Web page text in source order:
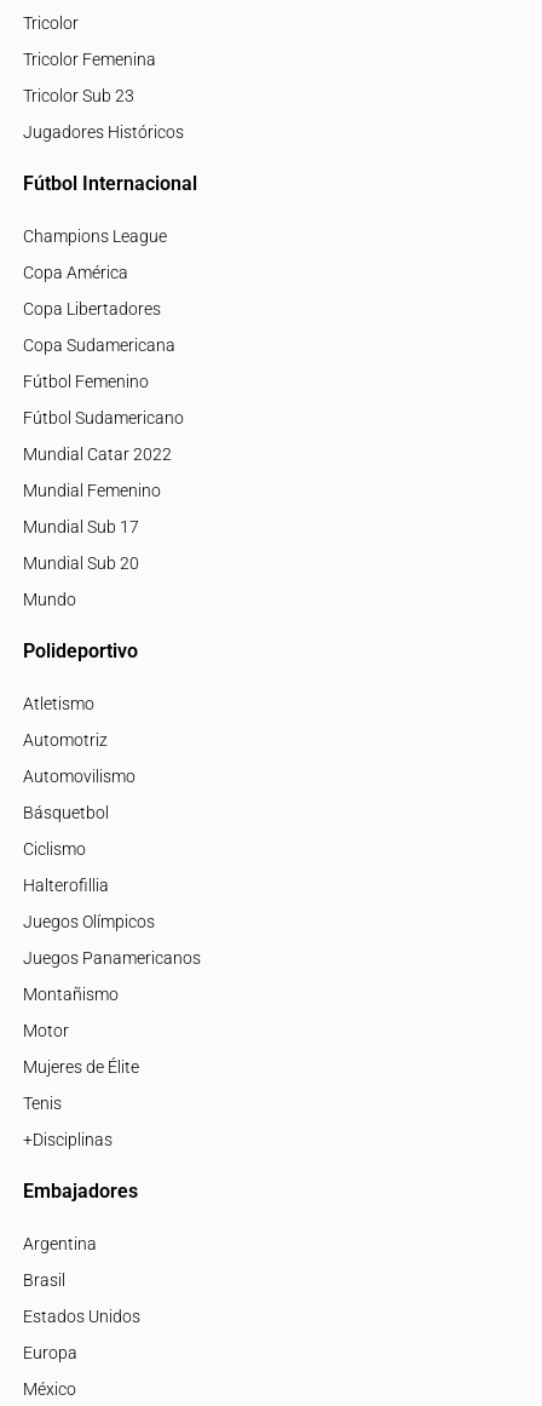
Tricolor
Tricolor Femenina
Tricolor Sub 23
Jugadores Históricos
Fútbol Internacional
Champions League
Copa América
Copa Libertadores
Copa Sudamericana
Fútbol Femenino
Fútbol Sudamericano
Mundial Catar 2022
Mundial Femenino
Mundial Sub 17
Mundial Sub 20
Mundo
Polideportivo
Atletismo
Automotriz
Automovilismo
Básquetbol
Ciclismo
Halterofillia
Juegos Olímpicos
Juegos Panamericanos
Montañismo
Motor
Mujeres de Élite
Tenis
+Disciplinas
Embajadores
Argentina
Brasil
Estados Unidos
Europa
México